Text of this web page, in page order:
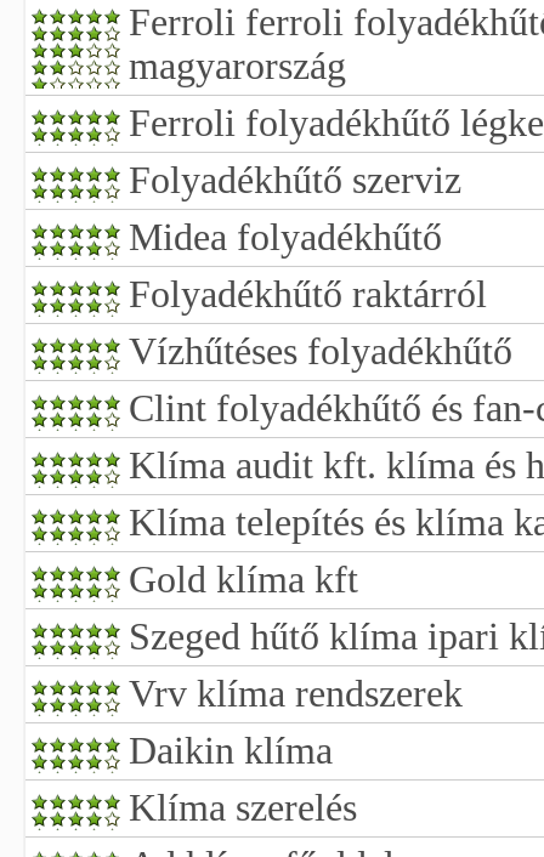
Ferroli ferroli
magyarország
Ferroli folyadékhűtő
Folyadékhűtő szerviz
Midea folyadékhűtő
Folyadékhűtő raktárról
Vízhűtéses folyadékhűtő
Clint folyadékhűtő és
Klíma audit kft. klíma és
Klíma telepítés és klíma
Gold klíma kft
Szeged hűtő klíma ipari
Vrv klíma rendszerek
Daikin klíma
Klíma szerelés